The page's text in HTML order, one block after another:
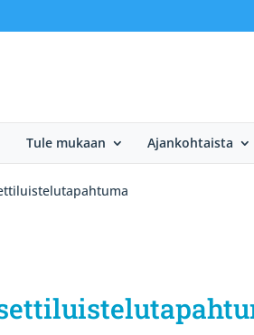
Tule mukaan Ajankohtaista